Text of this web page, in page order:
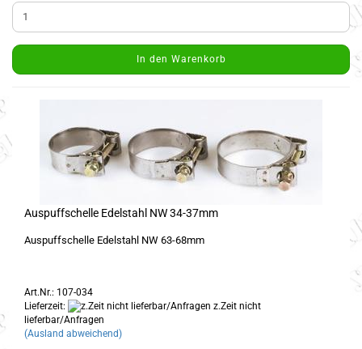
In den Warenkorb
Auspuffschelle Edelstahl NW 34-37mm
Auspuffschelle Edelstahl NW 63-68mm
Art.Nr.: 107-034
Lieferzeit:
z.Zeit nicht
lieferbar/Anfragen
(Ausland abweichend)